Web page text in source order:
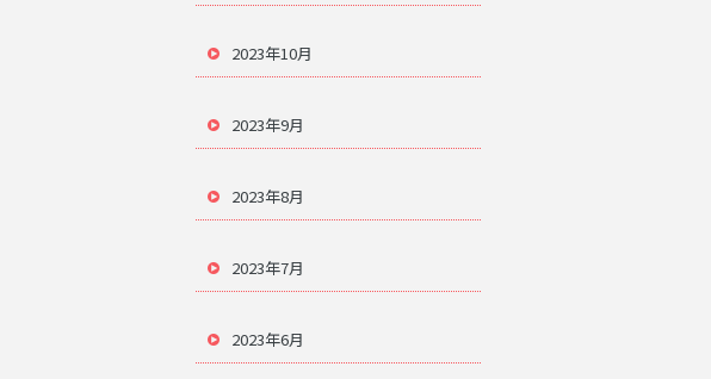
2023年10月
2023年9月
2023年8月
2023年7月
2023年6月